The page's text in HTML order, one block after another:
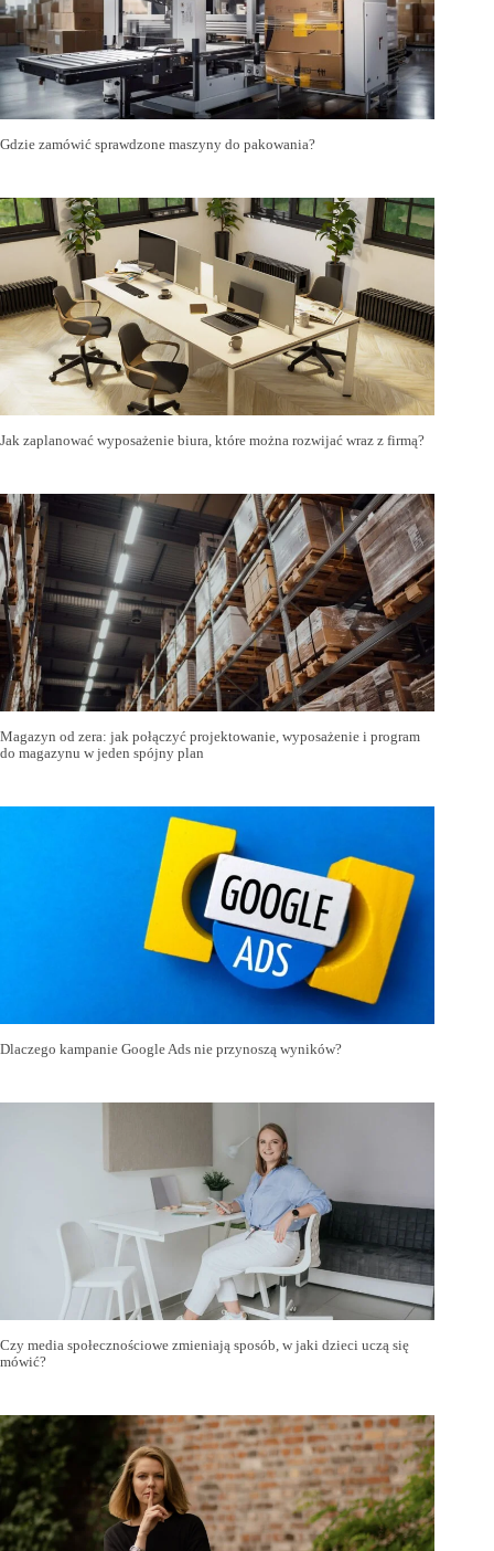
Gdzie zamówić sprawdzone maszyny do pakowania?
Jak zaplanować wyposażenie biura, które można rozwijać wraz z firmą?
Magazyn od zera: jak połączyć projektowanie, wyposażenie i program
do magazynu w jeden spójny plan
Dlaczego kampanie Google Ads nie przynoszą wyników?
Czy media społecznościowe zmieniają sposób, w jaki dzieci uczą się
mówić?